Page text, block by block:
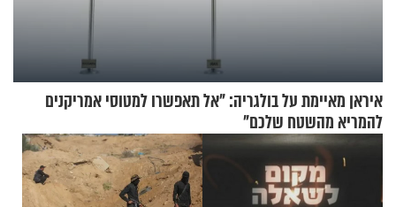
איראן מאיימת על בולגריה: "אל תאפשרו למטוסי אמריקנים
להמריא מהשטח שלכם"